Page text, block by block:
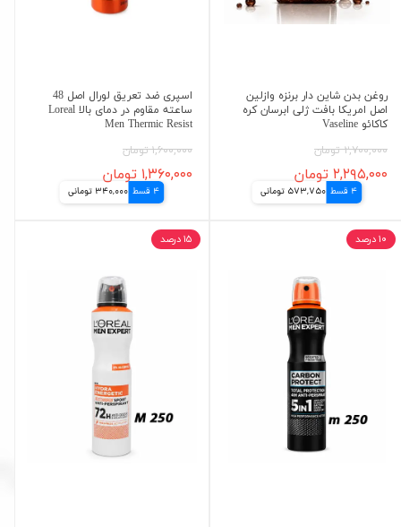
روغن بدن شاین دار برنزه وازلین
اصل امریکا بافت ژلی ابرسان کره
کاکائو Vaseline
۲,۷۰۰,۰۰۰ تومان
۲,۲۹۵,۰۰۰ تومان
4 قسط 573,750 تومانی
اسپری ضد تعریق لورال اصل 48
ساعته مقاوم در دمای بالا Loreal
Men Thermic Resist
۱,۶۰۰,۰۰۰ تومان
۱,۳۶۰,۰۰۰ تومان
4 قسط 340,000 تومانی
۱۰ درصد ۱۵ درصد